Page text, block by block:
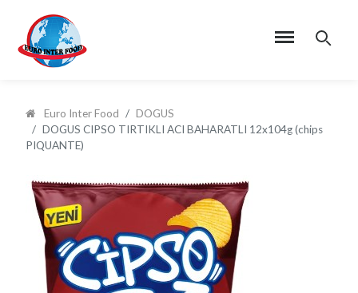
Euro Inter Food
DOGUS
DOGUS CIPSO TIRTIKLI ACI BAHARATLI 12x104g (chips
PIQUANTE)